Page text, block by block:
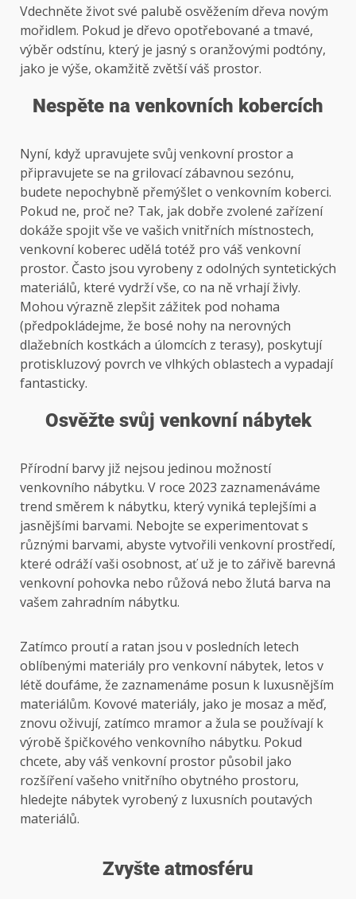
Vdechněte život své palubě osvěžením dřeva novým
mořidlem. Pokud je dřevo opotřebované a tmavé,
výběr odstínu, který je jasný s oranžovými podtóny,
jako je výše, okamžitě zvětší váš prostor.
Nespěte na venkovních kobercích
Nyní, když upravujete svůj venkovní prostor a
připravujete se na grilovací zábavnou sezónu,
budete nepochybně přemýšlet o venkovním koberci.
Pokud ne, proč ne? Tak, jak dobře zvolené zařízení
dokáže spojit vše ve vašich vnitřních místnostech,
venkovní koberec udělá totéž pro váš venkovní
prostor. Často jsou vyrobeny z odolných syntetických
materiálů, které vydrží vše, co na ně vrhají živly.
Mohou výrazně zlepšit zážitek pod nohama
(předpokládejme, že bosé nohy na nerovných
dlažebních kostkách a úlomcích z terasy), poskytují
protiskluzový povrch ve vlhkých oblastech a vypadají
fantasticky.
Osvěžte svůj venkovní nábytek
Přírodní barvy již nejsou jedinou možností
venkovního nábytku. V roce 2023 zaznamenáváme
trend směrem k nábytku, který vyniká teplejšími a
jasnějšími barvami. Nebojte se experimentovat s
různými barvami, abyste vytvořili venkovní prostředí,
které odráží vaši osobnost, ať už je to zářivě barevná
venkovní pohovka nebo růžová nebo žlutá barva na
vašem zahradním nábytku.
Zatímco proutí a ratan jsou v posledních letech
oblíbenými materiály pro venkovní nábytek, letos v
létě doufáme, že zaznamenáme posun k luxusnějším
materiálům. Kovové materiály, jako je mosaz a měď,
znovu oživují, zatímco mramor a žula se používají k
výrobě špičkového venkovního nábytku. Pokud
chcete, aby váš venkovní prostor působil jako
rozšíření vašeho vnitřního obytného prostoru,
hledejte nábytek vyrobený z luxusních poutavých
materiálů.
Zvyšte atmosféru